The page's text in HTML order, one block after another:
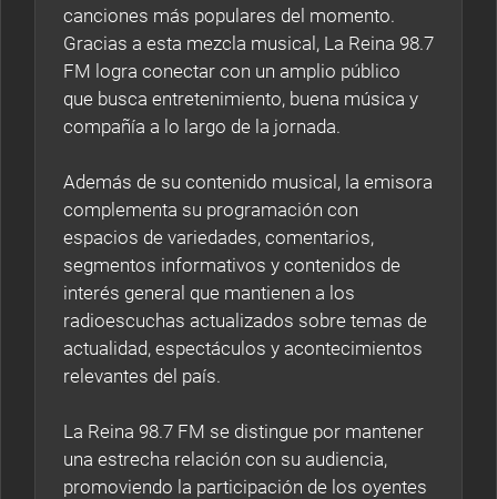
canciones más populares del momento.
Gracias a esta mezcla musical, La Reina 98.7
FM logra conectar con un amplio público
que busca entretenimiento, buena música y
compañía a lo largo de la jornada.
Además de su contenido musical, la emisora
complementa su programación con
espacios de variedades, comentarios,
segmentos informativos y contenidos de
interés general que mantienen a los
radioescuchas actualizados sobre temas de
actualidad, espectáculos y acontecimientos
relevantes del país.
La Reina 98.7 FM se distingue por mantener
una estrecha relación con su audiencia,
promoviendo la participación de los oyentes